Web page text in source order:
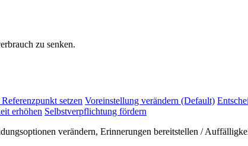
zu senken.
setzen Voreinstellung verändern (Default)
erhöhen Selbstverpflichtung fördern
verändern, Erinnerungen bereitstellen /